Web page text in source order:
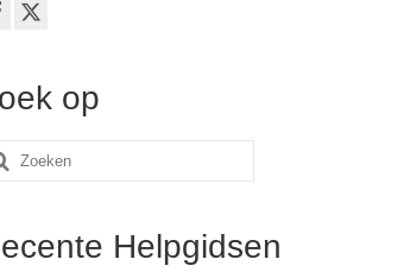
op
Helpgidsen